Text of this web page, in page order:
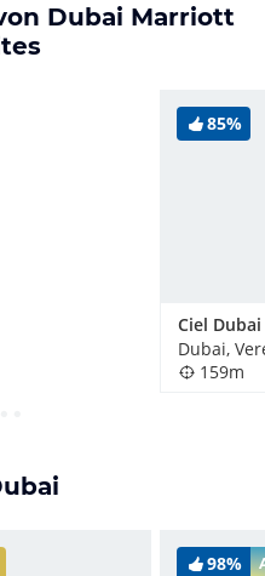
Dubai Marriott
85%
159m
98%